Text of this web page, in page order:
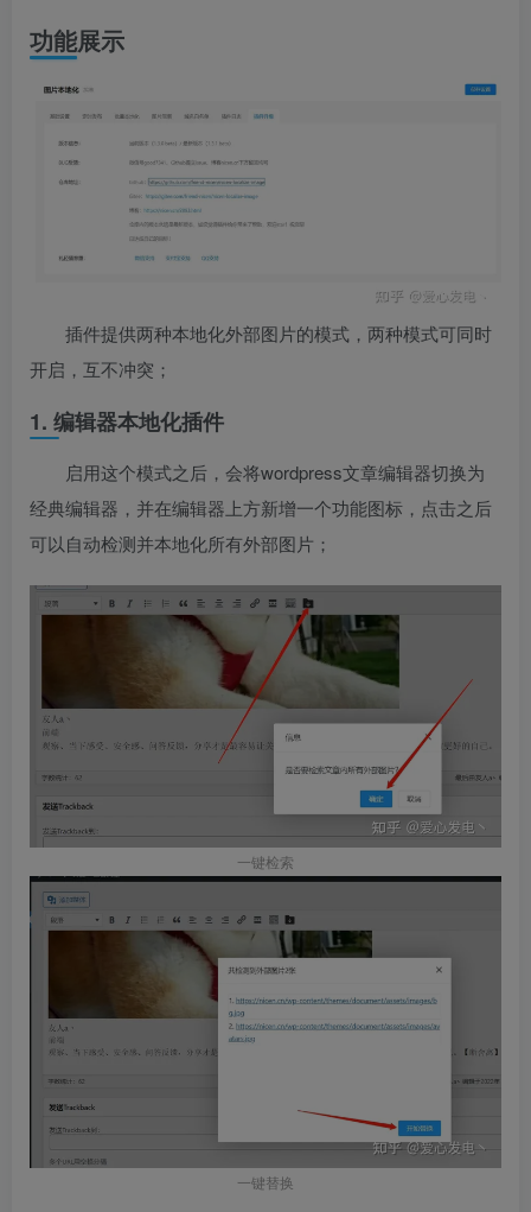
功能展示
插件提供两种本地化外部图片的模式，两种模式可同时
开启，互不冲突；
1. 编辑器本地化插件
启用这个模式之后，会将wordpress文章编辑器切换为
经典编辑器，并在编辑器上方新增一个功能图标，点击之后
可以自动检测并本地化所有外部图片；
一键检索
一键替换